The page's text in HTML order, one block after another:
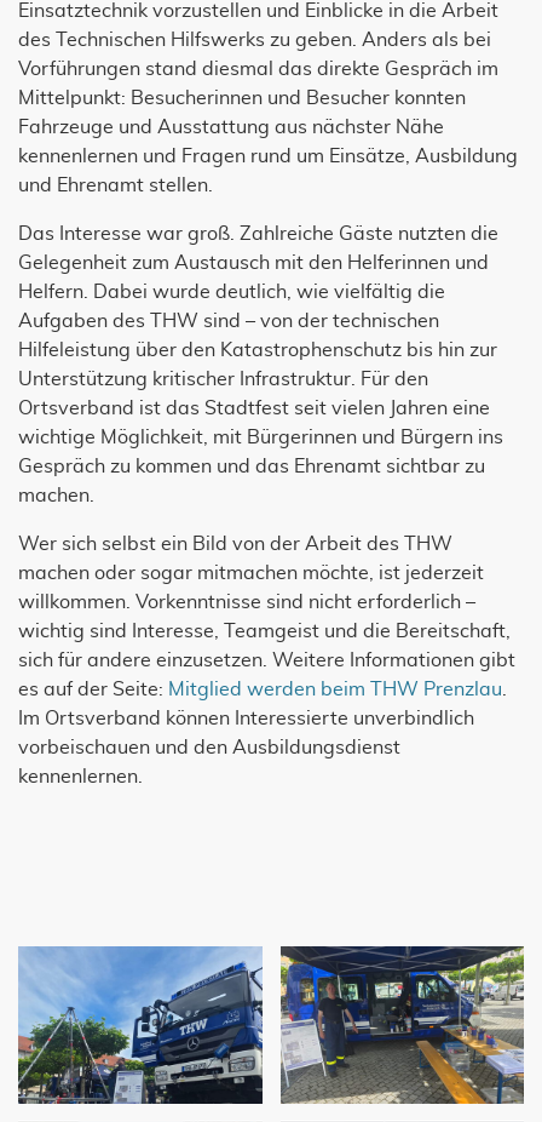
Einsatztechnik vorzustellen und Einblicke in die Arbeit
des Technischen Hilfswerks zu geben. Anders als bei
Vorführungen stand diesmal das direkte Gespräch im
Mittelpunkt: Besucherinnen und Besucher konnten
Fahrzeuge und Ausstattung aus nächster Nähe
kennenlernen und Fragen rund um Einsätze, Ausbildung
und Ehrenamt stellen.
Das Interesse war groß. Zahlreiche Gäste nutzten die
Gelegenheit zum Austausch mit den Helferinnen und
Helfern. Dabei wurde deutlich, wie vielfältig die
Aufgaben des THW sind – von der technischen
Hilfeleistung über den Katastrophenschutz bis hin zur
Unterstützung kritischer Infrastruktur. Für den
Ortsverband ist das Stadtfest seit vielen Jahren eine
wichtige Möglichkeit, mit Bürgerinnen und Bürgern ins
Gespräch zu kommen und das Ehrenamt sichtbar zu
machen.
Wer sich selbst ein Bild von der Arbeit des THW
machen oder sogar mitmachen möchte, ist jederzeit
willkommen. Vorkenntnisse sind nicht erforderlich –
wichtig sind Interesse, Teamgeist und die Bereitschaft,
sich für andere einzusetzen. Weitere Informationen gibt
es auf der Seite: Mitglied werden beim THW Prenzlau.
Im Ortsverband können Interessierte unverbindlich
vorbeischauen und den Ausbildungsdienst
kennenlernen.